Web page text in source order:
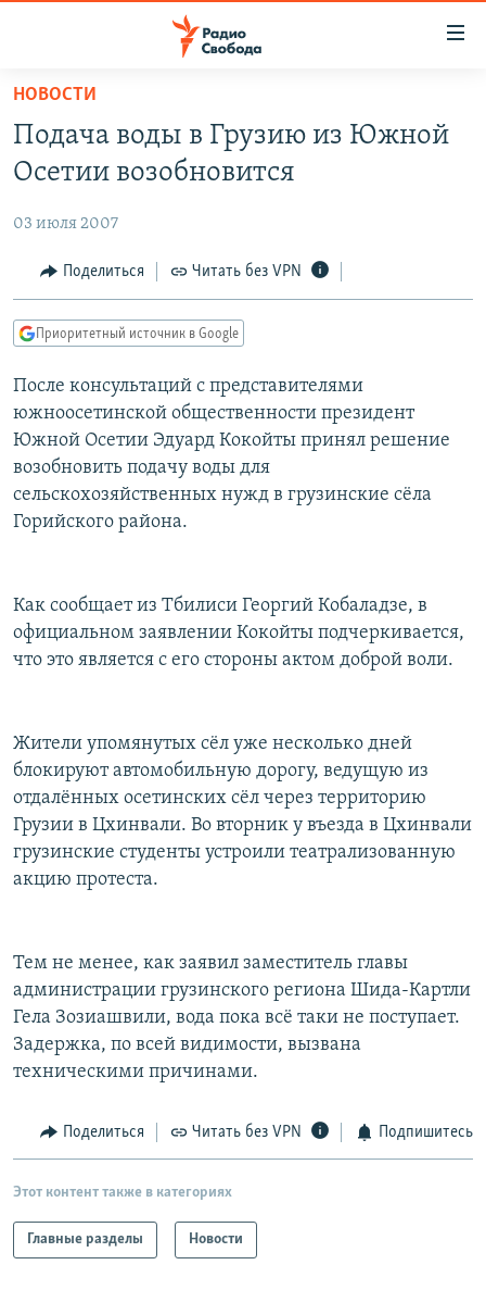
упрощенного
доступа
Вернуться
основному
Вернутся
главной
навигации
Вернутся
поиску
ПОДКАСТЫ
ЦИТАТЫ СВОБОДЫ
МНЕНИЯ
IDEL.РЕАЛИИ
КАВКАЗ.РЕАЛИИ
СЕВЕР.РЕАЛИИ
СИБИРЬ.РЕАЛИИ
РАСПИСАНИЕ ВЕЩАНИЯ
СОЦИАЛЬНЫЕ СЕТИ
Все сайты РСЕ/РС
НОВОСТИ
Подача воды в Грузию из Южной
Осетии возобновится
03 июля 2007
Поделиться Читать без VPN
Приоритетный источник в Google
После консультаций с представителями
южноосетинской общественности президент
Южной Осетии Эдуард Кокойты принял решение
возобновить подачу воды для
сельскохозяйственных нужд в грузинские сёла
Горийского района.
Как сообщает из Тбилиси Георгий Кобаладзе, в
официальном заявлении Кокойты подчеркивается,
что это является с его стороны актом доброй воли.
Жители упомянутых сёл уже несколько дней
блокируют автомобильную дорогу, ведущую из
отдалённых осетинских сёл через территорию
Грузии в Цхинвали. Во вторник у въезда в Цхинвали
грузинские студенты устроили театрализованную
акцию протеста.
Тем не менее, как заявил заместитель главы
администрации грузинского региона Шида-Картли
Гела Зозиашвили, вода пока всё таки не поступает.
Задержка, по всей видимости, вызвана
техническими причинами.
Поделиться Читать без VPN Подпишитесь
Этот контент также в категориях
Главные разделы Новости